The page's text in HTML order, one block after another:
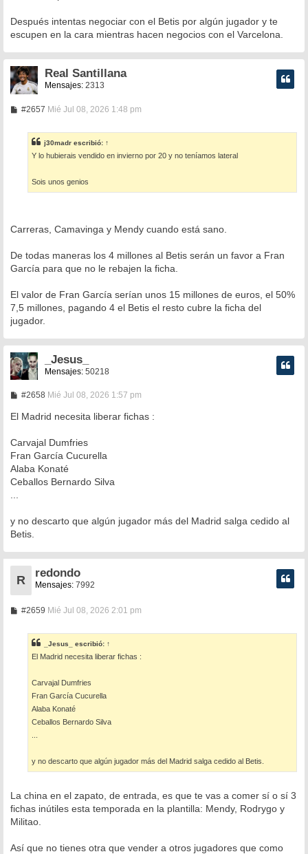
j
e
Después intentas negociar con el Betis por algún jugador y te
escupen en la cara mientras hacen negocios con el Varcelona.
Real Santillana
Mensajes: 2313
#2657M
a
j
Mié Jul 08, 2026 1:48 pm
j30madr escribió: ↑
Y lo hubierais vendido en invierno por 20 y no teníamos lateral
Sois unos genios
Carreras, Camavinga y Mendy cuando está sano.
De todas maneras los 4 millones al Betis serán un favor a Fran
García para que no le rebajen la ficha.
El valor de Fran García serían unos 15 millones de euros, el 50%
7,5 millones, pagando 4 el Betis el resto cubre la ficha del
jugador.
_Jesus_
Mensajes: 50218
#2658M
n
e
Mié Jul 08, 2026 1:57 pm
El Madrid necesita liberar fichas :
Carvajal Dumfries
Fran García Cucurella
Alaba Konaté
Ceballos Bernardo Silva
y no descarto que algún jugador más del Madrid salga cedido al
Betis.
R
redondo
Mensajes: 7992
#2659M
a
j
Mié Jul 08, 2026 2:01 pm
_Jesus_ escribió: ↑
El Madrid necesita liberar fichas :
Carvajal Dumfries
Fran García Cucurella
Alaba Konaté
Ceballos Bernardo Silva
y no descarto que algún jugador más del Madrid salga cedido al Betis.
La china en el zapato, de entrada, es que te vas a comer sí o sí 3
fichas inútiles esta temporada en la plantilla: Mendy, Rodrygo y
Militao.
Así que no tienes otra que vender a otros jugadores que como